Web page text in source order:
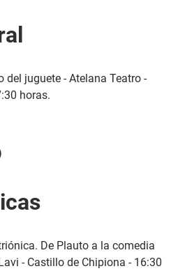
del juguete - Atelana Teatro -
horas.
De Plauto a la comedia
- Castillo de Chipiona - 16:30